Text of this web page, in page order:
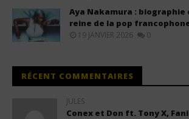
Aya Nakamura : biographie
reine de la pop
19 JANVIER 2026 0
RÉCENT COMMENTAIRES
JULES
Conex et Don ft. Tony X,